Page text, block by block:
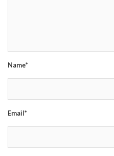
Name*
Email*